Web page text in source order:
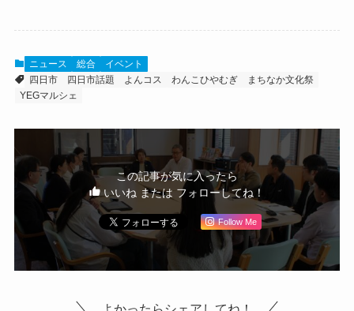
ニュース 総合
イベント
四日市
四日市話題 よんコス わんこひやむぎ
まちなか文化祭
YEGマルシェ
この記事が気に入ったら
いいね または フォローしてね！
Follow Me